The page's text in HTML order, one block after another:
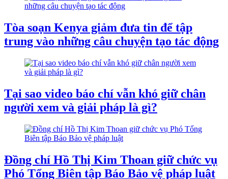
Tòa soạn Kenya giảm đưa tin để tập
trung vào những câu chuyện tạo tác động
Tại sao video báo chí vẫn khó giữ chân
người xem và giải pháp là gì?
Đồng chí Hồ Thị Kim Thoan giữ chức vụ
Phó Tổng Biên tập Báo Bảo vệ pháp luật